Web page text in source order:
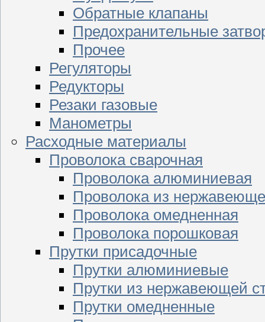
Обратные клапаны
Предохранительные
Прочее
Регуляторы
Редукторы
Резаки газовые
Манометры
Расходные материалы
Проволока сварочная
Проволока алюминиевая
Проволока из
Проволока омедненная
Проволока порошковая
Прутки присадочные
Прутки алюминиевые
Прутки из нержавеющей
Прутки омедненные